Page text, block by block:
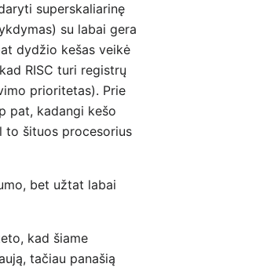
superskaliarinę
su labai gera
dydžio kešas veikė
RISC turi registrų
prioritetas). Prie
pat, kadangi kešo
to šituos procesorius
bet užtat labai
kad šiame
tačiau panašią